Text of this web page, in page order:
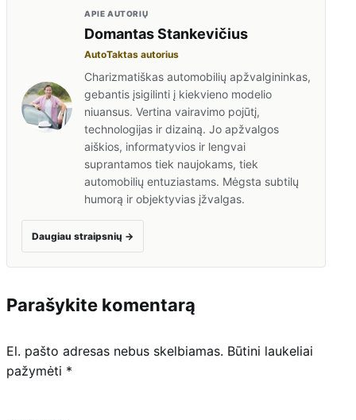
APIE AUTORIŲ
Domantas Stankevičius
AutoTaktas autorius
Charizmatiškas automobilių apžvalgininkas,
gebantis įsigilinti į kiekvieno modelio
niuansus. Vertina vairavimo pojūtį,
technologijas ir dizainą. Jo apžvalgos
aiškios, informatyvios ir lengvai
suprantamos tiek naujokams, tiek
automobilių entuziastams. Mėgsta subtilų
humorą ir objektyvias įžvalgas.
Daugiau straipsnių →
Parašykite komentarą
El. pašto adresas nebus skelbiamas. Būtini laukeliai
pažymėti *